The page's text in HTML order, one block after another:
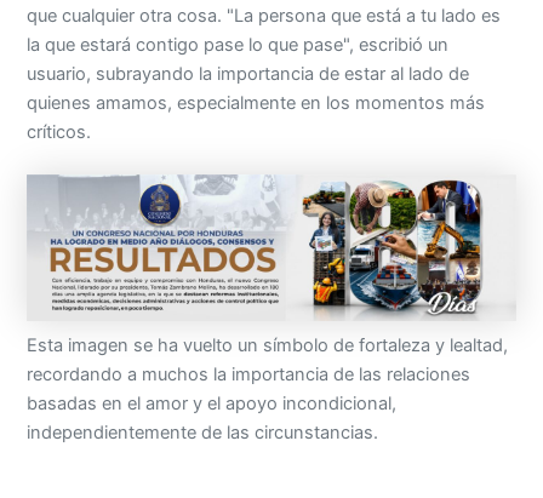
que cualquier otra cosa. "La persona que está a tu lado es
la que estará contigo pase lo que pase", escribió un
usuario, subrayando la importancia de estar al lado de
quienes amamos, especialmente en los momentos más
críticos.
Esta imagen se ha vuelto un símbolo de fortaleza y lealtad,
recordando a muchos la importancia de las relaciones
basadas en el amor y el apoyo incondicional,
independientemente de las circunstancias.